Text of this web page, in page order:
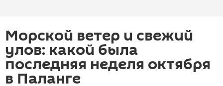
Морской ветер и свежий
улов: какой была
последняя неделя октября
в Паланге